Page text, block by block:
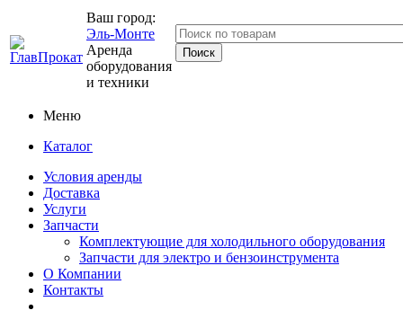
Ваш город:
Эль-Монте
Аренда
оборудования
и техники
Меню
Каталог
Условия аренды
Доставка
Услуги
Запчасти
Комплектующие для холодильного оборудования
Запчасти для электро и бензоинструмента
О Компании
Контакты